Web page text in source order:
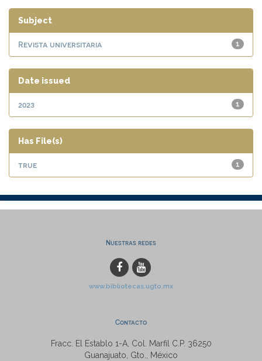
Subject
1
Revista universitaria
Date issued
1
2023
Has File(s)
1
true
Nuestras redes
www.bibliotecas.ugto.mx
Contacto
Fracc. El Establo 1-A, Col. Marfil C.P. 36250
Guanajuato, Gto., México